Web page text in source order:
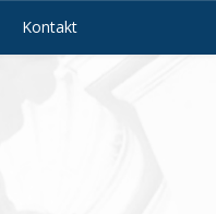
Kontakt